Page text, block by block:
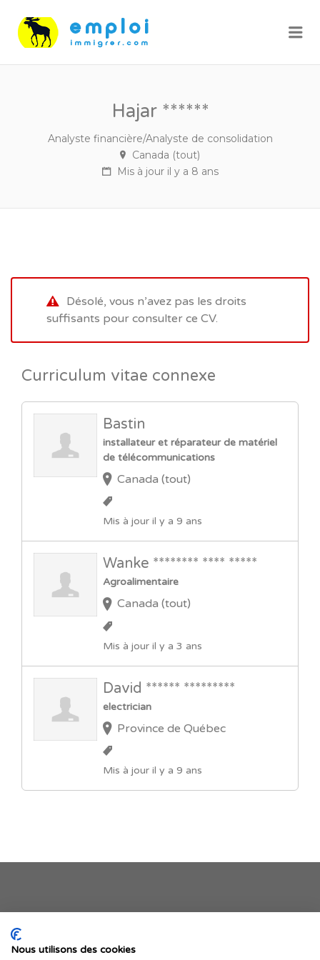
Hajar ******
Analyste financière/Analyste de consolidation
Canada (tout)
Mis à jour il y a 8 ans
Désolé, vous n’avez pas les droits
suffisants pour consulter ce CV.
Curriculum vitae connexe
Bastin
installateur et réparateur de matériel
de télécommunications
Canada (tout)
Mis à jour il y a 9 ans
Wanke ******** **** *****
Agroalimentaire
Canada (tout)
Mis à jour il y a 3 ans
David ****** *********
electrician
Province de Québec
Mis à jour il y a 9 ans
Je publie mon offre
Nous utilisons des cookies